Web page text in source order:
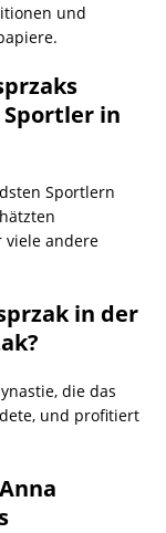
und
in
Sportlern
viele andere
in der
die das
und profitiert